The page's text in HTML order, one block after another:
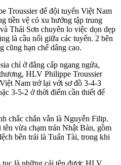
Troussier để đội tuyển Việt Nam
tiền vệ có xu hướng tập trung
Thái Sơn chuyên lo việc dọn dẹp
là cầu nối giữa các tuyến. 2 bên
cũng hạn chế dâng cao.
chỉ ở đẳng cấp ngang ngửa,
HLV Philippe Troussier
Nam trở lại với sơ đồ 3-4-3
3-5-2 ở thời điểm cần thiết để
chắc chắn vẫn là Nguyễn Filip.
vừa chạm trán Nhật Bản, gồm
bên trái là Tuấn Tài, trong khi
là những cái tên được HLV